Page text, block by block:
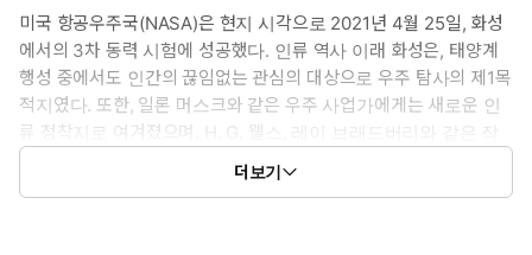
미국 항공우주국(NASA)은 현지 시각으로 2021년 4월 25일, 화성
에서의 3차 동력 시험에 성공했다. 인류 역사 이래 화성은, 태양계
행성 중에서도 인간의 끊임없는 관심의 대상으로 우주 탐사의 제1목
적지였다. 또한, 일론 머스크와 같은 우주 사업가에게는 새로운 인
류 정착지로 여겨졌으며, H. G. 웰스, 레이 브래드버리와 같은 작
가들에게는 상상력의 원천이 되었다. 이러한 화성을 배경으로
색다른 조난 소설이 쓰였다면 어떤 이야기를 담고 있을까. 먹을
더보기